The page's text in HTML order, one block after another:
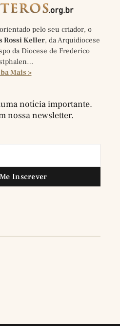
pelo seu criador, o
Rossi Keller, da Arquidiocese
da Diocese de Frederico
Mais >
notícia importante.
nossa newsletter.
Inscrever